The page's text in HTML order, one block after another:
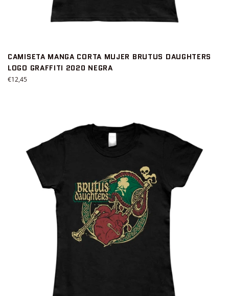
CAMISETA MANGA CORTA MUJER BRUTUS DAUGHTERS
LOGO GRAFFITI 2020 NEGRA
Precio
€12,45